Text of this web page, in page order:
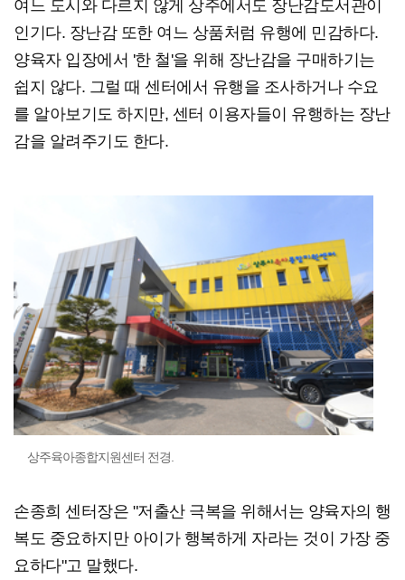
여느 도시와 다르지 않게 상주에서도 장난감도서관이
인기다. 장난감 또한 여느 상품처럼 유행에 민감하다.
양육자 입장에서 '한 철'을 위해 장난감을 구매하기는
쉽지 않다. 그럴 때 센터에서 유행을 조사하거나 수요
를 알아보기도 하지만, 센터 이용자들이 유행하는 장난
감을 알려주기도 한다.
상주육아종합지원센터 전경.
손종희 센터장은 "저출산 극복을 위해서는 양육자의 행
복도 중요하지만 아이가 행복하게 자라는 것이 가장 중
요하다"고 말했다.